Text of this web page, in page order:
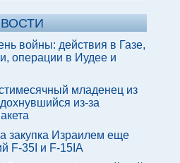
войны: действия в Газе,
операции в Иудее и
младенец из
из-за
закупка Израилем еще
F-35I и F-15IA